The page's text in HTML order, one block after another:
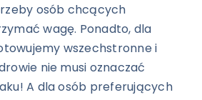
osób chcących
wagę. Ponadto, dla
wszechstronne i
nie musi oznaczać
A dla osób preferujących